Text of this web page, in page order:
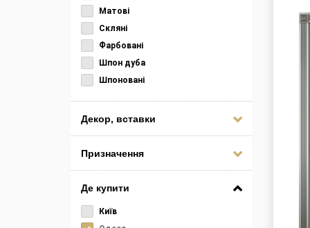
Матові
Скляні
Фарбовані
Шпон дуба
Шпоновані
Декор, вставки
Призначення
Де купити
Київ